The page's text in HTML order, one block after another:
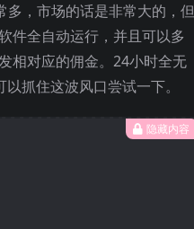
，市场的话是非常大的，但
件全自动运行，并且可以多
相对应的佣金。24小时全无
抓住这波风口尝试一下。
隐藏内容